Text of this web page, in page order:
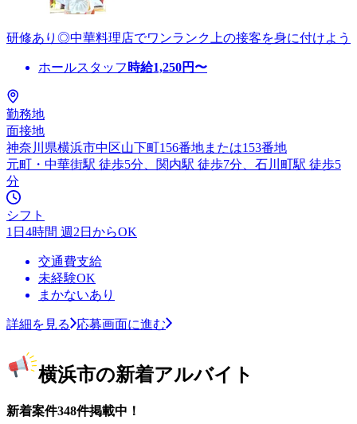
研修あり◎中華料理店でワンランク上の接客を身に付けよう
ホールスタッフ 時給1,250円〜
勤務地
面接地
神奈川県横浜市中区山下町156番地または153番地
元町・中華街駅 徒歩5分、関内駅 徒歩7分、石川町駅 徒歩5
分
シフト
1日4時間 週2日からOK
交通費支給
未経験OK
まかないあり
詳細を見る 応募画面に進む
横浜市の新着アルバイト
新着案件348件掲載中！